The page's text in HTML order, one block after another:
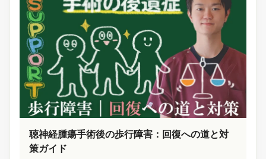
聴神経腫瘍手術後の歩行障害：回復への道と対
策ガイド